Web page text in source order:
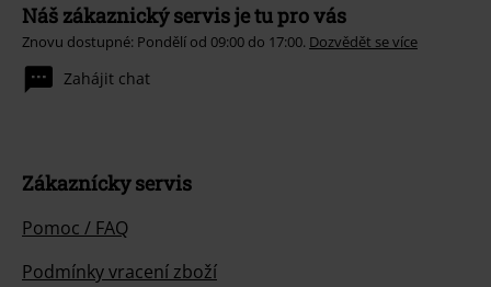
Náš zákaznický servis je tu pro vás
Znovu dostupné: Pondělí od 09:00 do 17:00. Dozvědět se více
Zahájit chat
Zákaznícky servis
Pomoc / FAQ
Podmínky vracení zboží